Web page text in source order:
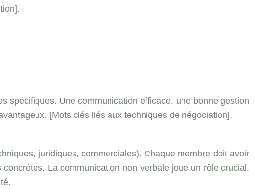
spécifiques. Une communication efficace, une bonne gestion
[Mots clés liés aux techniques de négociation].
juridiques, commerciales). Chaque membre doit avoir
La communication non verbale joue un rôle crucial.